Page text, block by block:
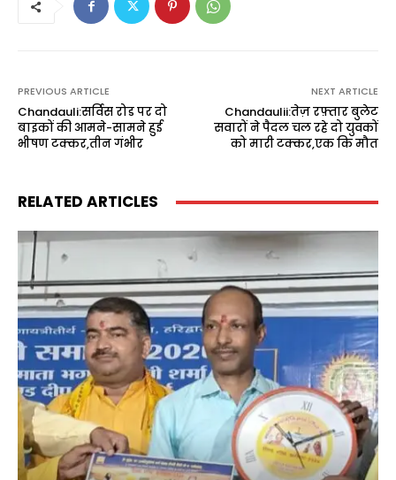
PREVIOUS ARTICLE
Chandauli:सर्विस रोड पर दो
बाइकों की आमने-सामने हुई
भीषण टक्कर,तीन गंभीर
NEXT ARTICLE
Chandaulii:तेज़ रफ़्तार बुलेट
सवारों ने पैदल चल रहे दो युवकों
को मारी टक्कर,एक कि मौत
RELATED ARTICLES